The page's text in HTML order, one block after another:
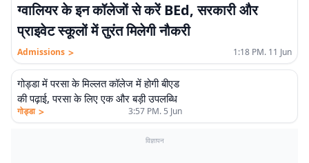
ग्वालियर के इन कॉलेजों से करें BEd, सरकारी और
प्राइवेट स्कूलों में तुरंत मिलेगी नौकरी
Admissions > 1:18 PM. 11 Jun
गोड्डा में परसा के मिल्लत कॉलेज में होगी बीएड
की पढ़ाई, परसा के लिए एक और बड़ी उपलब्धि
गोड्डा > 3:57 PM. 5 Jun
विज्ञापन